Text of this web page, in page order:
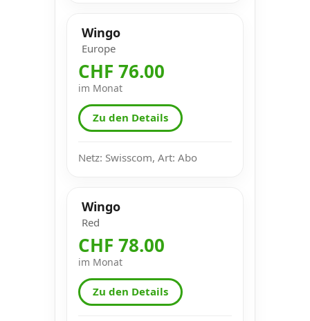
Wingo
Europe
CHF 76.00
im Monat
Zu den Details
Netz: Swisscom, Art: Abo
Wingo
Red
CHF 78.00
im Monat
Zu den Details